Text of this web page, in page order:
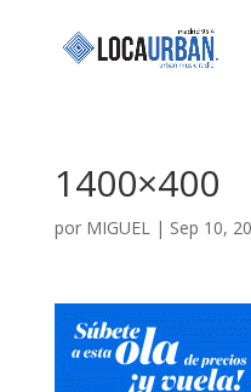
1400×400
por MIGUEL| Sep 10,